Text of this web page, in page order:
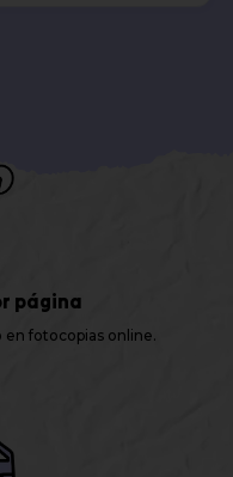
página
en fotocopias online.